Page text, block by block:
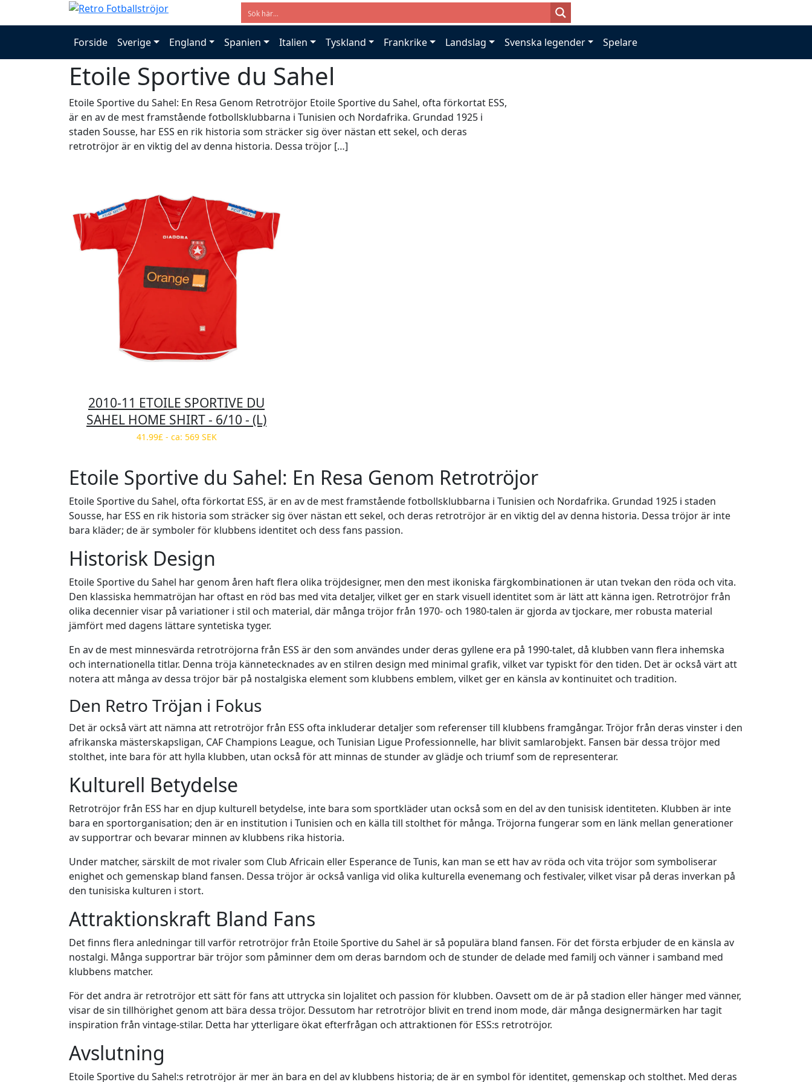
Forside Sverige England Spanien Italien Tyskland Frankrike Landslag Svenska legender Spelare
Etoile Sportive du Sahel
Etoile Sportive du Sahel: En Resa Genom Retrotröjor Etoile Sportive du Sahel, ofta förkortat ESS,
är en av de mest framstående fotbollsklubbarna i Tunisien och Nordafrika. Grundad 1925 i
staden Sousse, har ESS en rik historia som sträcker sig över nästan ett sekel, och deras
retrotröjor är en viktig del av denna historia. Dessa tröjor […]
2010-11 ETOILE SPORTIVE DU
SAHEL HOME SHIRT - 6/10 - (L)
41.99£ - ca: 569 SEK
Etoile Sportive du Sahel: En Resa Genom Retrotröjor
Etoile Sportive du Sahel, ofta förkortat ESS, är en av de mest framstående fotbollsklubbarna i Tunisien och Nordafrika. Grundad 1925 i staden
Sousse, har ESS en rik historia som sträcker sig över nästan ett sekel, och deras retrotröjor är en viktig del av denna historia. Dessa tröjor är inte
bara kläder; de är symboler för klubbens identitet och dess fans passion.
Historisk Design
Etoile Sportive du Sahel har genom åren haft flera olika tröjdesigner, men den mest ikoniska färgkombinationen är utan tvekan den röda och vita.
Den klassiska hemmatröjan har oftast en röd bas med vita detaljer, vilket ger en stark visuell identitet som är lätt att känna igen. Retrotröjor från
olika decennier visar på variationer i stil och material, där många tröjor från 1970- och 1980-talen är gjorda av tjockare, mer robusta material
jämfört med dagens lättare syntetiska tyger.
En av de mest minnesvärda retrotröjorna från ESS är den som användes under deras gyllene era på 1990-talet, då klubben vann flera inhemska
och internationella titlar. Denna tröja kännetecknades av en stilren design med minimal grafik, vilket var typiskt för den tiden. Det är också värt att
notera att många av dessa tröjor bär på nostalgiska element som klubbens emblem, vilket ger en känsla av kontinuitet och tradition.
Den Retro Tröjan i Fokus
Det är också värt att nämna att retrotröjor från ESS ofta inkluderar detaljer som referenser till klubbens framgångar. Tröjor från deras vinster i den
afrikanska mästerskapsligan, CAF Champions League, och Tunisian Ligue Professionnelle, har blivit samlarobjekt. Fansen bär dessa tröjor med
stolthet, inte bara för att hylla klubben, utan också för att minnas de stunder av glädje och triumf som de representerar.
Kulturell Betydelse
Retrotröjor från ESS har en djup kulturell betydelse, inte bara som sportkläder utan också som en del av den tunisisk identiteten. Klubben är inte
bara en sportorganisation; den är en institution i Tunisien och en källa till stolthet för många. Tröjorna fungerar som en länk mellan generationer
av supportrar och bevarar minnen av klubbens rika historia.
Under matcher, särskilt de mot rivaler som Club Africain eller Esperance de Tunis, kan man se ett hav av röda och vita tröjor som symboliserar
enighet och gemenskap bland fansen. Dessa tröjor är också vanliga vid olika kulturella evenemang och festivaler, vilket visar på deras inverkan på
den tunisiska kulturen i stort.
Attraktionskraft Bland Fans
Det finns flera anledningar till varför retrotröjor från Etoile Sportive du Sahel är så populära bland fansen. För det första erbjuder de en känsla av
nostalgi. Många supportrar bär tröjor som påminner dem om deras barndom och de stunder de delade med familj och vänner i samband med
klubbens matcher.
För det andra är retrotröjor ett sätt för fans att uttrycka sin lojalitet och passion för klubben. Oavsett om de är på stadion eller hänger med vänner,
visar de sin tillhörighet genom att bära dessa tröjor. Dessutom har retrotröjor blivit en trend inom mode, där många designermärken har tagit
inspiration från vintage-stilar. Detta har ytterligare ökat efterfrågan och attraktionen för ESS:s retrotröjor.
Avslutning
Etoile Sportive du Sahel:s retrotröjor är mer än bara en del av klubbens historia; de är en symbol för identitet, gemenskap och stolthet. Med deras